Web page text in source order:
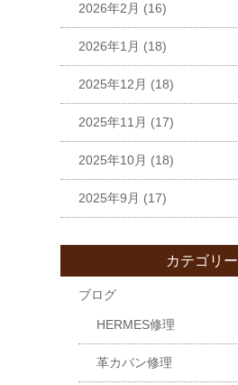
2026年2月 (16)
2026年1月 (18)
2025年12月 (18)
2025年11月 (17)
2025年10月 (18)
2025年9月 (17)
カテゴリー
ブログ
HERMES修理
革カバン修理